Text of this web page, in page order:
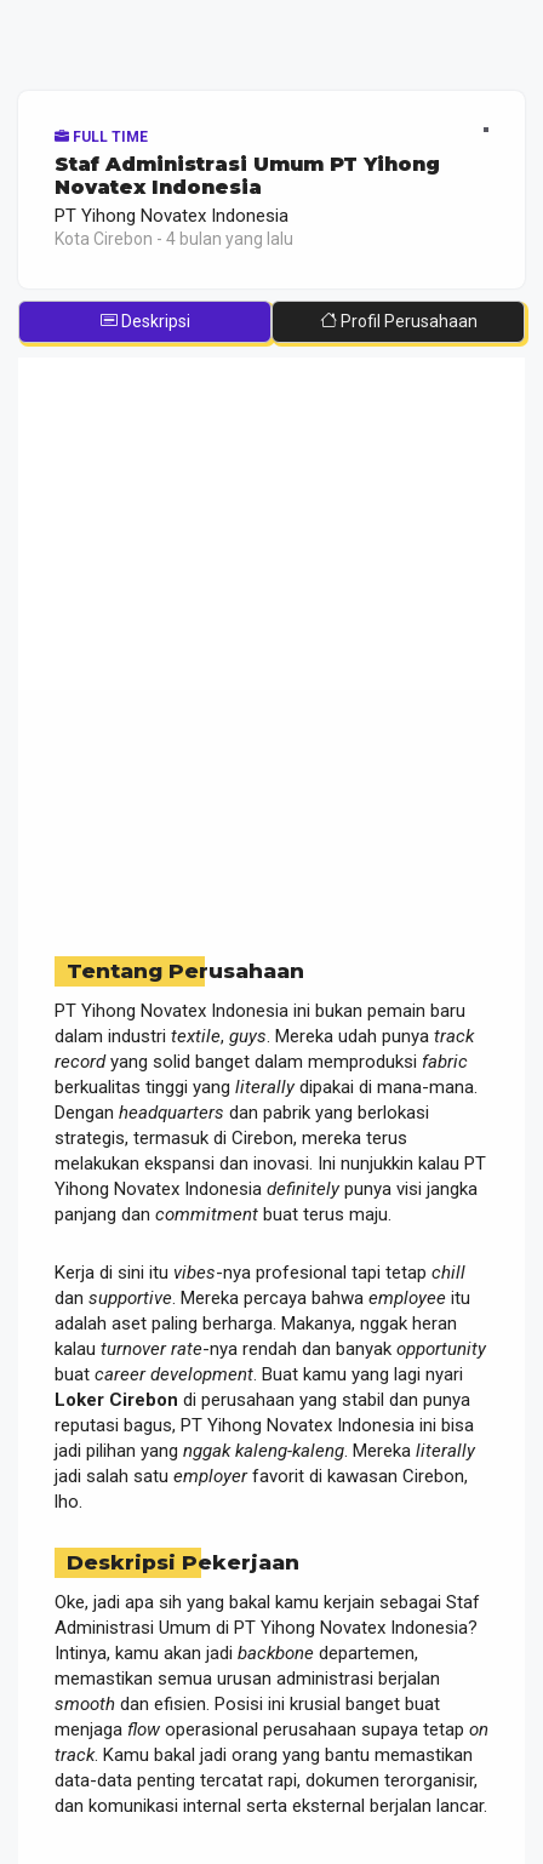
FULL TIME
Staf Administrasi Umum PT Yihong
Novatex Indonesia
PT Yihong Novatex Indonesia
Kota Cirebon - 4 bulan yang lalu
Deskripsi Profil Perusahaan
Tentang Perusahaan
PT Yihong Novatex Indonesia ini bukan pemain baru
dalam industri textile, guys . Mereka udah punya track
recordyang solid banget dalam memproduksi fabric
berkualitas tinggi yang literallydipakai di mana-mana.
Dengan headquarters dan pabrik yang berlokasi
strategis, termasuk di Cirebon, mereka terus
melakukan ekspansi dan inovasi. Ini nunjukkin kalau PT
Yihong Novatex Indonesia definitelypunya visi jangka
panjang dan commitment buat terus maju.
Kerja di sini itu vibes-nya profesional tapi tetap chill
dan supportive . Mereka percaya bahwa employee itu
adalah aset paling berharga. Makanya, nggak heran
kalau turnover rate-nya rendah dan banyak opportunity
buat career development . Buat kamu yang lagi nyari
Loker Cirebon di perusahaan yang stabil dan punya
reputasi bagus, PT Yihong Novatex Indonesia ini bisa
jadi pilihan yang nggak kaleng-kaleng . Mereka literally
jadi salah satu employerfavorit di kawasan Cirebon,
lho.
Deskripsi Pekerjaan
Oke, jadi apa sih yang bakal kamu kerjain sebagai Staf
Administrasi Umum di PT Yihong Novatex Indonesia?
Intinya, kamu akan jadi backbone departemen,
memastikan semua urusan administrasi berjalan
smooth dan efisien. Posisi ini krusial banget buat
menjaga flow operasional perusahaan supaya tetap on
track. Kamu bakal jadi orang yang bantu memastikan
data-data penting tercatat rapi, dokumen terorganisir,
dan komunikasi internal serta eksternal berjalan lancar.